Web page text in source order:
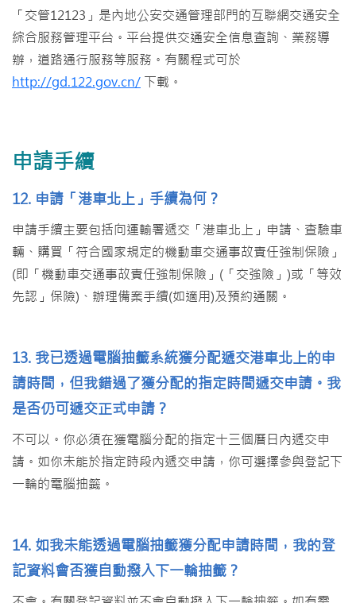
「交管12123」是內地公安交通管理部門的互聯網交通安全
綜合服務管理平台。平台提供交通安全信息查詢、業務導
辦，道路通行服務等服務。有關程式可於
http://gd.122.gov.cn/ 下載。
申請手續
12. 申請「港車北上」手續為何？
申請手續主要包括向運輸署遞交「港車北上」申請、查驗車
輛、購買「符合國家規定的機動車交通事故責任強制保險」
(即「機動車交通事故責任強制保險」(「交強險」)或「等效
先認」保險)、辦理備案手續(如適用)及預約通關。
13. 我已透過電腦抽籤系統獲分配遞交港車北上的申
請時間，但我錯過了獲分配的指定時間遞交申請。我
是否仍可遞交正式申請？
不可以。你必須在獲電腦分配的指定十三個曆日內遞交申
請。如你未能於指定時段內遞交申請，你可選擇參與登記下
一輪的電腦抽籤。
14. 如我未能透過電腦抽籤獲分配申請時間，我的登
記資料會否獲自動撥入下一輪抽籤？